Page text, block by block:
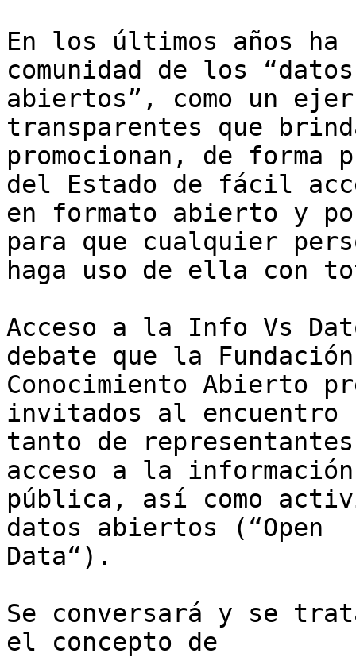
En los últimos años
comunidad de los “datos
abiertos”, como un
transparentes que
promocionan, de
del Estado de fácil
en formato abierto y
para que cualquier
haga uso de ella con
Acceso a la Info Vs
debate que la Fundación
Conocimiento Abierto
invitados al encuentro
tanto de
acceso a la información
pública, así como
datos abiertos (“Open
Data“).
Se conversará y se
el concepto de